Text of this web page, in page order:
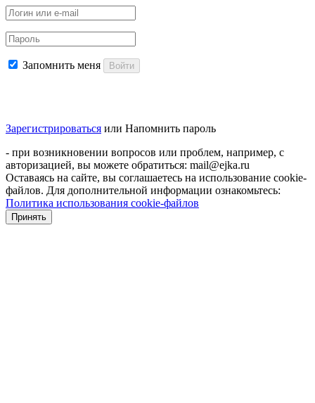
Запомнить меня Войти
Зарегистрироваться или Напомнить пароль
- при возникновении вопросов или проблем, например, с
авторизацией, вы можете обратиться: mail@ejka.ru
Оставаясь на сайте, вы соглашаетесь на использование cookie-
файлов. Для дополнительной информации ознакомьтесь:
Политика использования cookie-файлов
Принять